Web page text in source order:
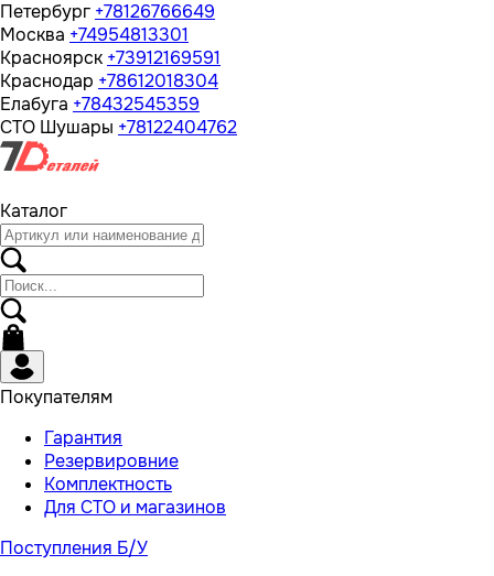
Петербург +78126766649
Москва +74954813301
Красноярск +73912169591
Краснодар +78612018304
Елабуга +78432545359
СТО Шушары +78122404762
Каталог
Покупателям
Гарантия
Резервировние
Комплектность
Для СТО и магазинов
Поступления Б/У